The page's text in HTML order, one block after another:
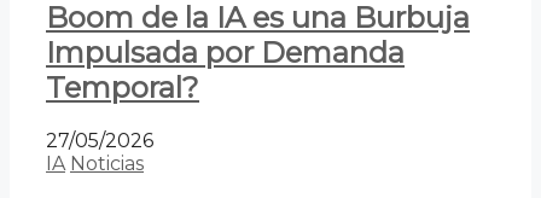
Boom de la IA es una Burbuja
Impulsada por Demanda
Temporal?
27/05/2026
IA Noticias